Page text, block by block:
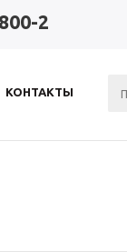
2
КОНТАКТЫ